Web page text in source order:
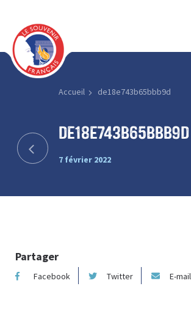
Accueil de18e743b65bbb9d
de18e743b65bbb9d
7 février 2022
Partager
Facebook Twitter E-mail